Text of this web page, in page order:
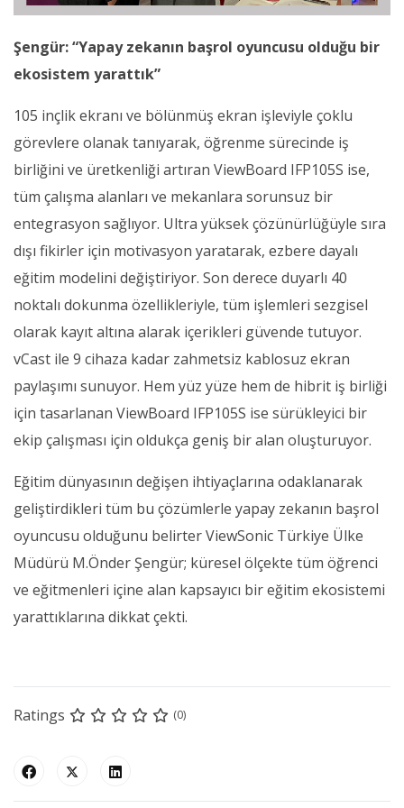
Şengür: “Yapay zekanın başrol oyuncusu olduğu bir
ekosistem yarattık”
105 inçlik ekranı ve bölünmüş ekran işleviyle çoklu
görevlere olanak tanıyarak, öğrenme sürecinde iş
birliğini ve üretkenliği artıran ViewBoard IFP105S ise,
tüm çalışma alanları ve mekanlara sorunsuz bir
entegrasyon sağlıyor. Ultra yüksek çözünürlüğüyle sıra
dışı fikirler için motivasyon yaratarak, ezbere dayalı
eğitim modelini değiştiriyor. Son derece duyarlı 40
noktalı dokunma özellikleriyle, tüm işlemleri sezgisel
olarak kayıt altına alarak içerikleri güvende tutuyor.
vCast ile 9 cihaza kadar zahmetsiz kablosuz ekran
paylaşımı sunuyor. Hem yüz yüze hem de hibrit iş birliği
için tasarlanan ViewBoard IFP105S ise sürükleyici bir
ekip çalışması için oldukça geniş bir alan oluşturuyor.
Eğitim dünyasının değişen ihtiyaçlarına odaklanarak
geliştirdikleri tüm bu çözümlerle yapay zekanın başrol
oyuncusu olduğunu belirter ViewSonic Türkiye Ülke
Müdürü M.Önder Şengür; küresel ölçekte tüm öğrenci
ve eğitmenleri içine alan kapsayıcı bir eğitim ekosistemi
yarattıklarına dikkat çekti.
Ratings (0)